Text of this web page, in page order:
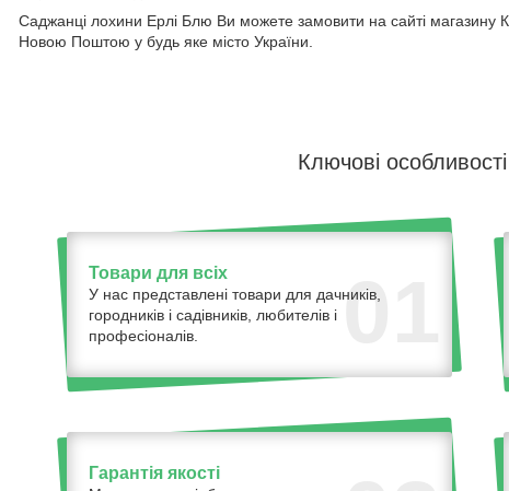
Саджанці лохини Ерлі Блю Ви можете замовити на сайті магазину
Новою Поштою у будь яке місто України.
Ключові
01
Товари для всіх
У нас представлені товари для дачників,
городників і садівників, любителів і
професіоналів.
Гарантія якості